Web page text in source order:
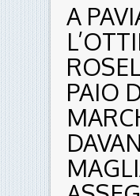
A
PAIO